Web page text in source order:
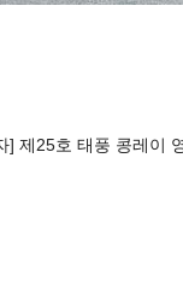
] 제25호 태풍 콩레이